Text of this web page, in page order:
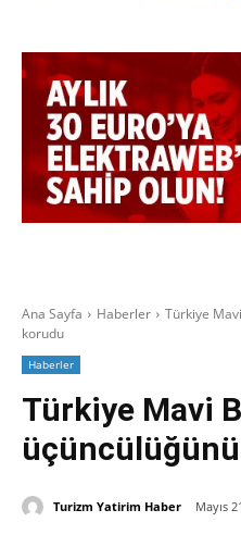
Ana Sayfa Haberler
Türkiye
korudu
Haberler
Türkiye Mavi
Turizm Yatirim Haber Mayıs